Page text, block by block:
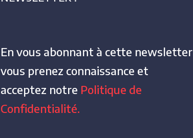
En vous abonnant à cette newsletter
vous prenez connaissance et
acceptez notre Politique de
Confidentialité.